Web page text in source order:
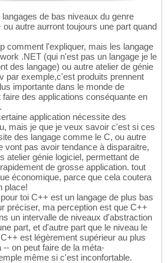
de bas niveaux du genre
autre aurront toujours une part quand
comment l'expliquer, mais les langage
.NET (qui n'est pas un langage je le
des langage) ou autre atelier de génie
par exemple,c'est produits prennent
importante dans le monde de
des applications conséquante en
application nécessite des
mais je que je veux savoir c'est si ces
des langage comme le C, ou autre
vont pas avoir tendance à disparaitre,
atelier génie logiciel, permettant de
de grosse application. tout
économique, parce que cela coutera
place!
toi C++ est un langage de plus bas
préciser, ma perception est que C++
un intervalle de niveaux d'abstraction
part, et d'autre part que le niveau le
est légèrement supérieur au plus
on peut faire de la méta-
même si c'est inconfortable.